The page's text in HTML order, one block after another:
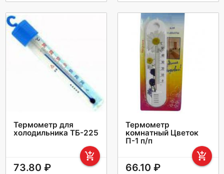
Термометр для
холодильника ТБ-225
add_shopping_cart
73.80 ₽
Термометр
комнатный Цветок
П-1 п/п
add_shopping_cart
66.10 ₽